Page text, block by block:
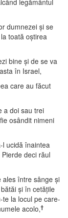
legământul
dumnezei şi se
toată oştirea
bine şi de se va
în Israel,
care au făcut
a doi sau trei
osândit nimeni
l ucidă înaintea
deci răul
ales între sânge şi
şi în cetăţile
la locul pe care-
acolo,†